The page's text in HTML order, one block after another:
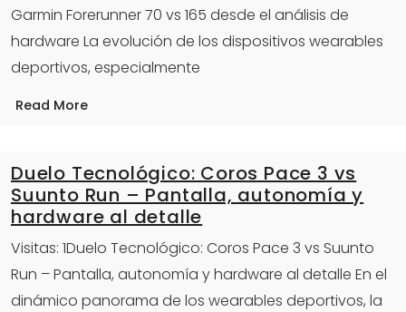
Garmin Forerunner 70 vs 165 desde el análisis de
hardware La evolución de los dispositivos wearables
deportivos, especialmente
Read More
Duelo Tecnológico: Coros Pace 3 vs
Suunto Run – Pantalla, autonomía y
hardware al detalle
Visitas: 1Duelo Tecnológico: Coros Pace 3 vs Suunto
Run – Pantalla, autonomía y hardware al detalle En el
dinámico panorama de los wearables deportivos, la